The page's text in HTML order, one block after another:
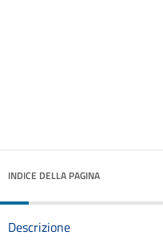
INDICE DELLA PAGINA
Descrizione